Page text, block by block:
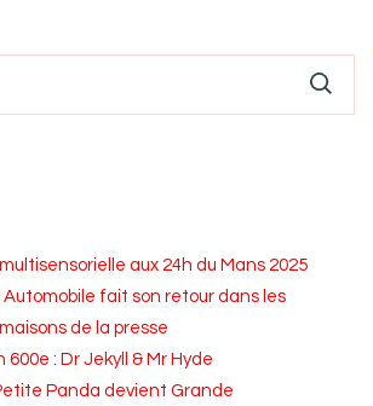
aux 24h du Mans 2025
Automobile fait son retour dans les
de la presse
600e : Dr Jekyll & Mr Hyde
Panda devient Grande